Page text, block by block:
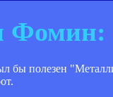
бы полезен